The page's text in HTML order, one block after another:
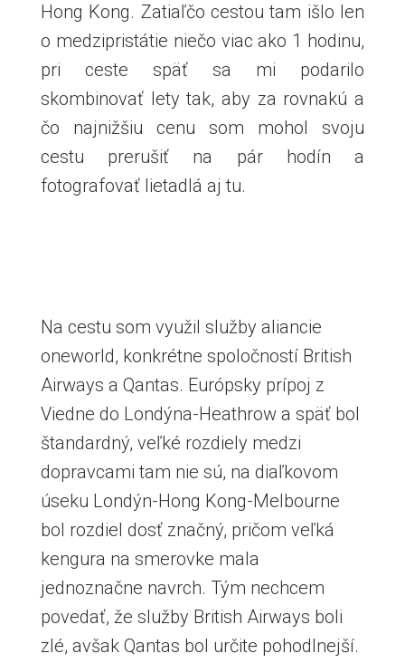
Hong Kong. Zatiaľčo cestou tam išlo len
o medzipristátie niečo viac ako 1 hodinu,
pri ceste späť sa mi podarilo
skombinovať lety tak, aby za rovnakú a
čo najnižšiu cenu som mohol svoju
cestu prerušiť na pár hodín a
fotografovať lietadlá aj tu.
Na cestu som využil služby aliancie
oneworld, konkrétne spoločností British
Airways a Qantas. Európsky prípoj z
Viedne do Londýna-Heathrow a späť bol
štandardný, veľké rozdiely medzi
dopravcami tam nie sú, na diaľkovom
úseku Londýn-Hong Kong-Melbourne
bol rozdiel dosť značný, pričom veľká
kengura na smerovke mala
jednoznačne navrch. Tým nechcem
povedať, že služby British Airways boli
zlé, avšak Qantas bol určite pohodlnejší.